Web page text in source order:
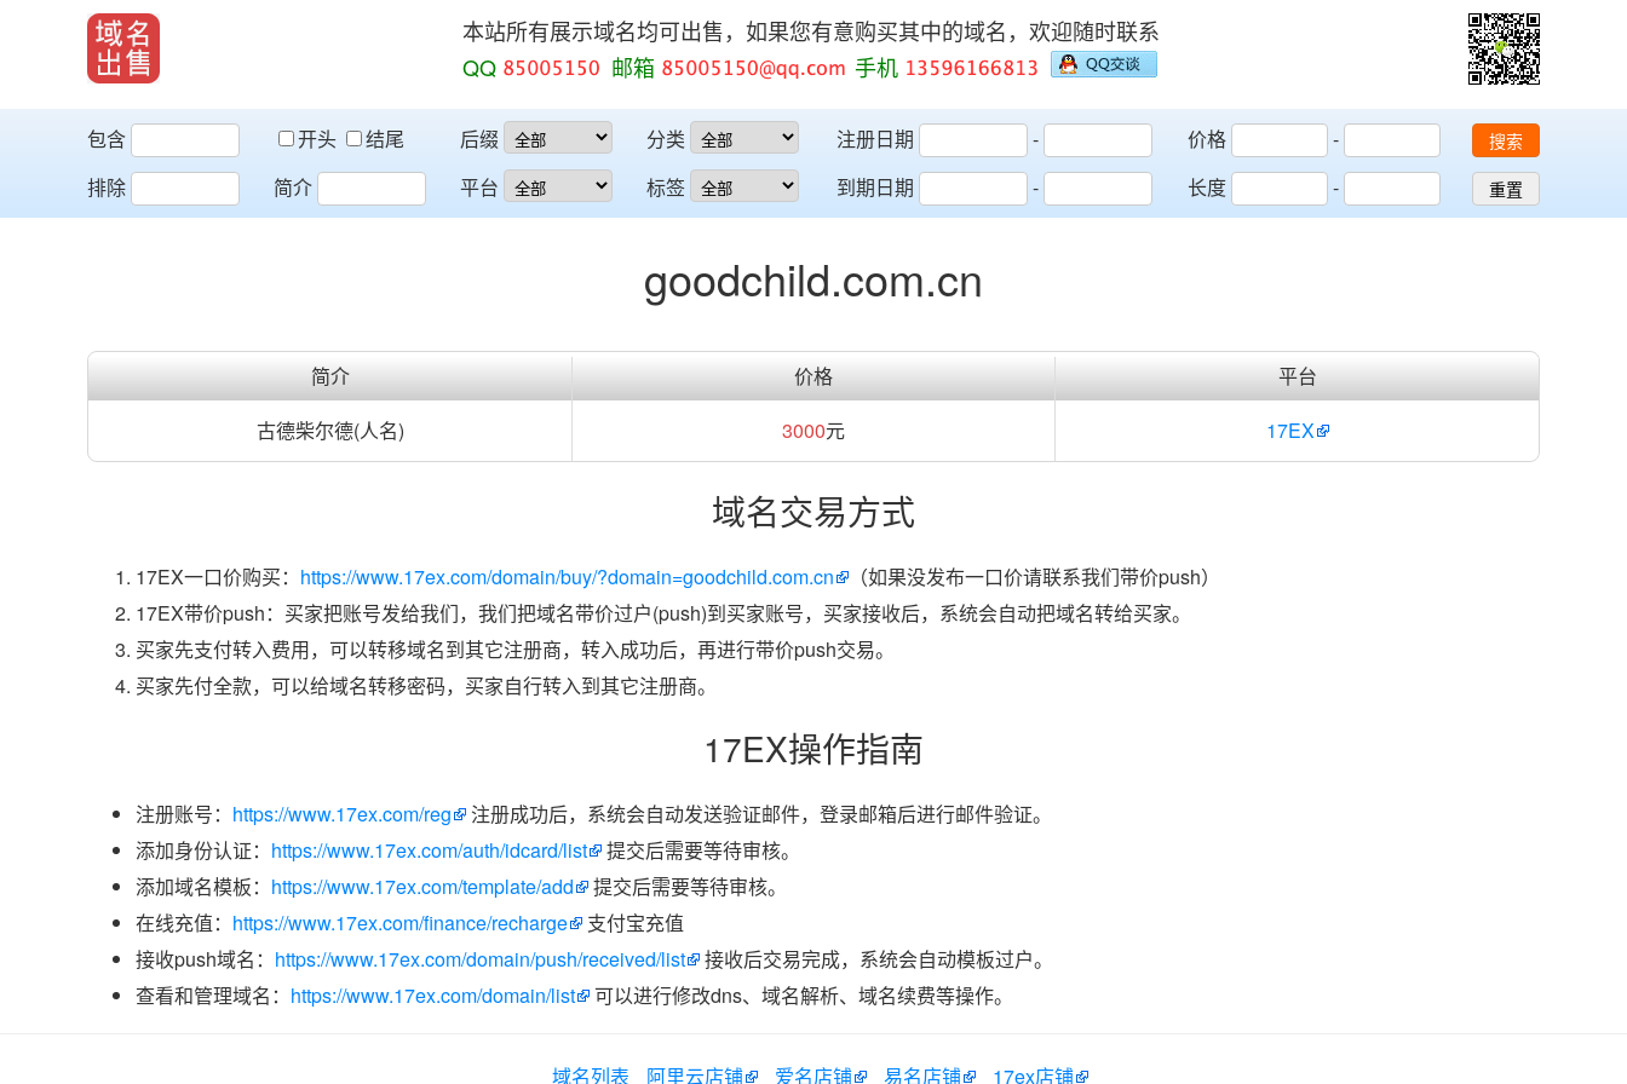
本站所有展示域名均可出售，如果您有意购买其中的域名，欢迎随时联系
QQ
邮箱 手机
包含 开头
结尾
排除
简介
后缀
平台
分类
标签
注册日期
-
到期日期
-
价格
-
长度
-
搜索
重置
goodchild.com.cn
简介 价格
平台
古德柴尔德(人名)
3000元 17EX
域名交易方式
17EX一口价购买： https://www.17ex.com/domain/buy/?domain=goodchild.com.cn
（如果没发布一口价请联系我们带价push）
17EX带价push：买家把账号发给我们，我们把域名带价过户(push)到买家账号，买家接收后，系统会自动把域名转给买家。
买家先支付转入费用，可以转移域名到其它注册商，转入成功后，再进行带价push交易。
买家先付全款，可以给域名转移密码，买家自行转入到其它注册商。
17EX操作指南
注册账号： https://www.17ex.com/reg
注册成功后，系统会自动发送验证邮件，登录邮箱后进行邮件验证。
添加身份认证： https://www.17ex.com/auth/idcard/list
提交后需要等待审核。
添加域名模板： https://www.17ex.com/template/add
提交后需要等待审核。
在线充值： https://www.17ex.com/finance/recharge
支付宝充值
接收push域名： https://www.17ex.com/domain/push/received/list
接收后交易完成，系统会自动模板过户。
查看和管理域名： https://www.17ex.com/domain/list 可以进行修改dns、域名解析、域名续费等操作。
域名列表 阿里云店铺 爱名店铺 易名店铺 17ex店铺